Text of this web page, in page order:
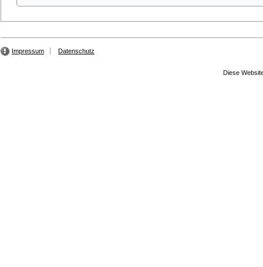
Impressum Datenschutz
Diese